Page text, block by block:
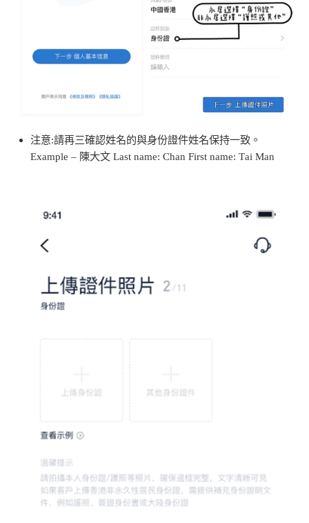
注意:請再三確認姓名的與身份證件姓名保持一致。
Example – 陳大文 Last name: Chan First name: Tai Man